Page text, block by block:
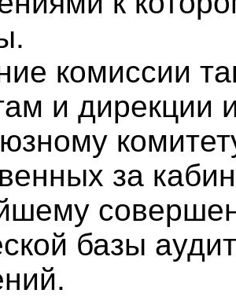
комиссии
и дирекции
за
базы